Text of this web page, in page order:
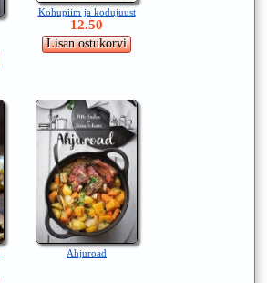
Kohupiim ja kodujuust
12.50
Ahjuroad